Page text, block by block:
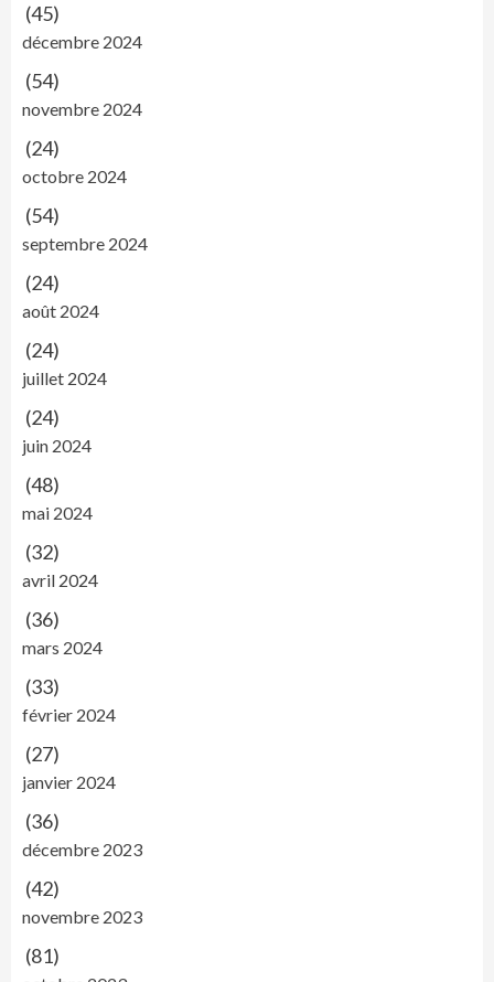
(45)
décembre 2024
(54)
novembre 2024
(24)
octobre 2024
(54)
septembre 2024
(24)
août 2024
(24)
juillet 2024
(24)
juin 2024
(48)
mai 2024
(32)
avril 2024
(36)
mars 2024
(33)
février 2024
(27)
janvier 2024
(36)
décembre 2023
(42)
novembre 2023
(81)